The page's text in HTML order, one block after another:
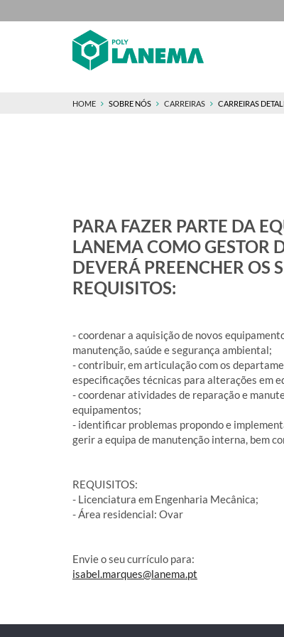
HOME SOBRE NÓS CARREIRAS CARREIRAS
PARA FAZER PARTE DA
LANEMA COMO GESTOR
DEVERÁ PREENCHER OS
REQUISITOS:
- coordenar a aquisição de novos
manutenção, saúde e segurança ambiental;
- contribuir, em articulação com os
especificações técnicas para alterações em
- coordenar atividades de reparação e
equipamentos;
- identificar problemas propondo e
gerir a equipa de manutenção interna, bem
REQUISITOS:
- Licenciatura em Engenharia Mecânica;
- Área residencial: Ovar
Envie o seu currículo para:
isabel.marques@lanema.pt